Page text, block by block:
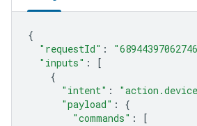
{
"requestId" :
"inputs" :
[
{
"intent" :
"payload" :
{
"commands" :
[